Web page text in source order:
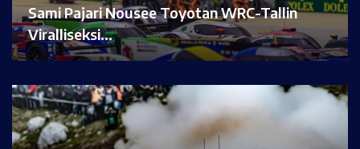
Sami Pajari Nousee Toyotan WRC-Tallin
Viralliseksi…